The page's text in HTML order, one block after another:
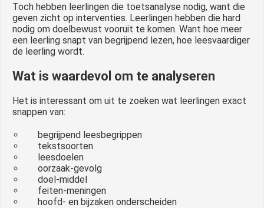
Toch hebben leerlingen die toetsanalyse nodig, want die
geven zicht op interventies. Leerlingen hebben die hard
nodig om doelbewust vooruit te komen. Want hoe meer
een leerling snapt van begrijpend lezen, hoe leesvaardiger
de leerling wordt.
Wat is waardevol om te analyseren
Het is interessant om uit te zoeken wat leerlingen exact
snappen van:
begrijpend leesbegrippen
tekstsoorten
leesdoelen
oorzaak-gevolg
doel-middel
feiten-meningen
hoofd- en bijzaken onderscheiden